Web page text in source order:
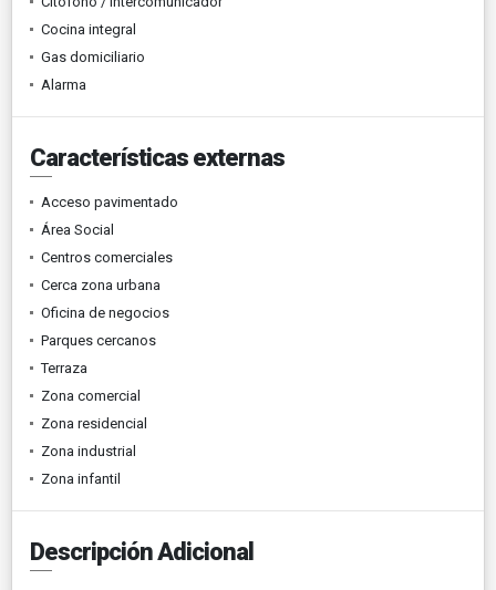
Cocina integral
Gas domiciliario
Alarma
Características externas
Acceso pavimentado
Área Social
Centros comerciales
Cerca zona urbana
Oficina de negocios
Parques cercanos
Terraza
Zona comercial
Zona residencial
Zona industrial
Zona infantil
Descripción Adicional